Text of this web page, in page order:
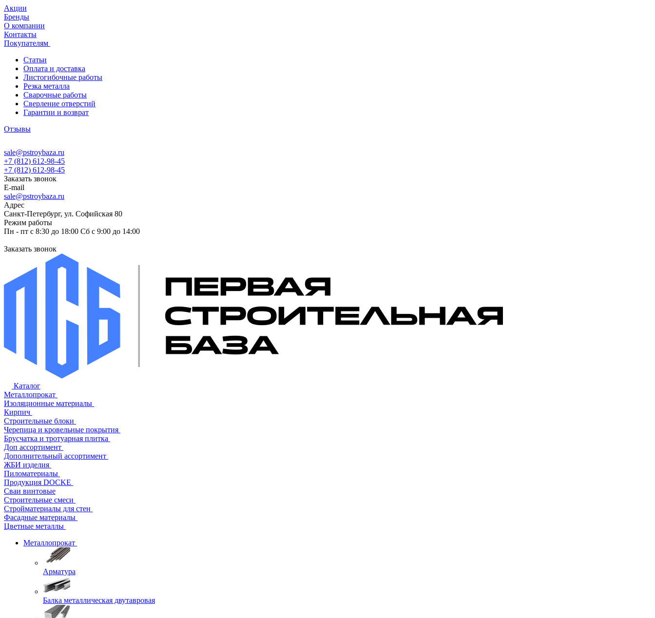
Акции
Бренды
О компании
Контакты
Покупателям
Статьи
Оплата и доставка
Листогибочные работы
Резка металла
Сварочные работы
Сверление отверстий
Гарантии и возврат
Отзывы
sale@pstroybaza.ru
+7 (812) 612-98-45
+7 (812) 612-98-45
Заказать звонок
E-mail
sale@pstroybaza.ru
Адрес
Санкт-Петербург, ул. Софийская 80
Режим работы
Пн - пт с 8:30 до 18:00 Сб с 9:00 до 14:00
Заказать звонок
Каталог
Металлопрокат
Изоляционные материалы
Кирпич
Строительные блоки
Черепица и кровельные покрытия
Брусчатка и тротуарная плитка
Доп ассортимент
Дополнительный ассортимент
ЖБИ изделия
Пиломатериалы
Продукция DOCKE
Сваи винтовые
Строительные смеси
Стройматериалы для стен
Фасадные материалы
Цветные металлы
Металлопрокат
Арматура
Балка металлическая двутавровая